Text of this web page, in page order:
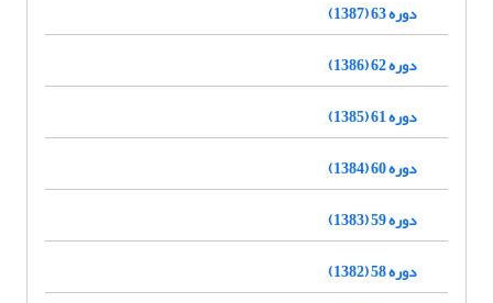
دوره 63 (1387)
دوره 62 (1386)
دوره 61 (1385)
دوره 60 (1384)
دوره 59 (1383)
دوره 58 (1382)